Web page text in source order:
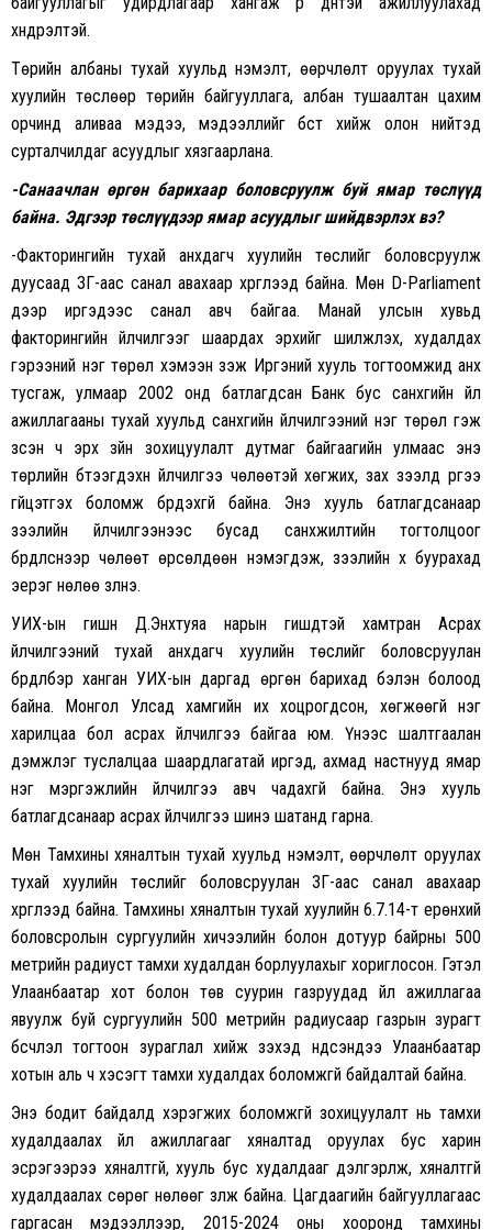
хүндрэлтэй.
Төрийн албаны тухай хуульд нэмэлт, өөрчлөлт оруулах тухай
хуулийн төслөөр төрийн байгууллага, албан тушаалтан цахим
орчинд аливаа мэдээ, мэдээллийг бүүст хийж олон нийтэд
сурталчилдаг асуудлыг хязгаарлана.
-Санаачлан өргөн барихаар боловсруулж буй ямар төслүүд
байна. Эдгээр төслүүдээр ямар асуудлыг шийдвэрлэх вэ?
-Факторингийн тухай анхдагч хуулийн төслийг боловсруулж
дуусаад ЗГ-аас санал авахаар хүргүүлээд байна. Мөн D-Parliament
дээр иргэдээс санал авч байгаа. Манай улсын хувьд
факторингийн үйлчилгээг шаардах эрхийг шилжүүлэх, худалдах
гэрээний нэг төрөл хэмээн үзэж Иргэний хууль тогтоомжид анх
тусгаж, улмаар 2002 онд батлагдсан Банк бус санхүүгийн үйл
ажиллагааны тухай хуульд санхүүгийн үйлчилгээний нэг төрөл гэж
үзсэн ч эрх зүйн зохицуулалт дутмаг байгаагийн улмаас энэ
төрлийн бүтээгдэхүүн үйлчилгээ чөлөөтэй хөгжих, зах зээлд үүргээ
гүйцэтгэх боломж бүрдэхгүй байна. Энэ хууль батлагдсанаар
зээлийн үйлчилгээнээс бусад санхүүжилтийн тогтолцоог
бүрдүүлснээр чөлөөт өрсөлдөөн нэмэгдэж, зээлийн хүү буурахад
эерэг нөлөө үзүүлнэ.
УИХ-ын гишүүн Д.Энхтуяа нарын гишүүдтэй хамтран Асрах
үйлчилгээний тухай анхдагч хуулийн төслийг боловсруулан
бүрдүүлбэр ханган УИХ-ын даргад өргөн барихад бэлэн болоод
байна. Монгол Улсад хамгийн их хоцрогдсон, хөгжөөгүй нэг
харилцаа бол асрах үйлчилгээ байгаа юм. Үүнээс шалтгаалан
дэмжлэг туслалцаа шаардлагатай иргэд, ахмад настнууд ямар
нэг мэргэжлийн үйлчилгээ авч чадахгүй байна. Энэ хууль
батлагдсанаар асрах үйлчилгээ шинэ шатанд гарна.
Мөн Тамхины хяналтын тухай хуульд нэмэлт, өөрчлөлт оруулах
тухай хуулийн төслийг боловсруулан ЗГ-аас санал авахаар
хүргүүлээд байна. Тамхины хяналтын тухай хуулийн 6.7.14-т ерөнхий
боловсролын сургуулийн хичээлийн болон дотуур байрны 500
метрийн радиуст тамхи худалдан борлуулахыг хориглосон. Гэтэл
Улаанбаатар хот болон төв суурин газруудад үйл ажиллагаа
явуулж буй сургуулийн 500 метрийн радиусаар газрын зурагт
бүсчлэл тогтоон зураглал хийж үзэхэд үндсэндээ Улаанбаатар
хотын аль ч хэсэгт тамхи худалдах боломжгүй байдалтай байна.
Энэ бодит байдалд хэрэгжих боломжгүй зохицуулалт нь тамхи
худалдаалах үйл ажиллагааг хяналтад оруулах бус харин
эсрэгээрээ хяналтгүй, хууль бус худалдааг дэлгэрүүлж, хяналтгүй
худалдаалах сөрөг нөлөөг үзүүлж байна. Цагдаагийн байгууллагаас
гаргасан мэдээллээр, 2015-2024 оны хооронд тамхины